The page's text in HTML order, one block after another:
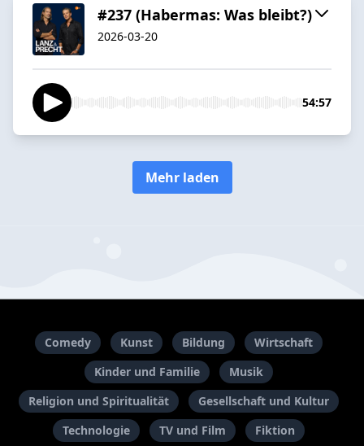
#237 (Habermas: Was bleibt?)
2026-03-20
54:57
Mehr laden
Comedy Kunst Bildung
Wirtschaft
Kinder und Familie
Musik
Religion und Spiritualität
Gesellschaft und Kultur
Technologie
TV und Film Fiktion